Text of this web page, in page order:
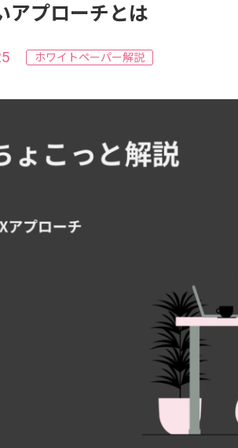
アプローチとは
ホワイトペーパー解説